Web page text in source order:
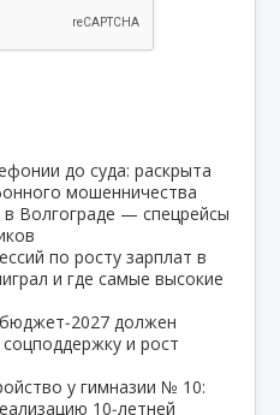
до суда: раскрыта
мошенничества
в Волгограде — спецрейсы
по росту зарплат в
и где самые высокие
должен
и рост
у гимназии № 10:
10‑летней